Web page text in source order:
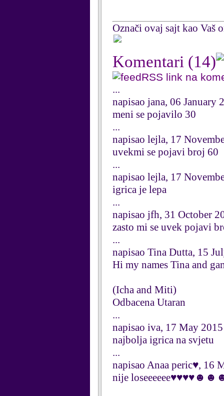
Označi ovaj sajt kao Vaš
Komentari (14)
RSS link na
...
napisao jana, 06 January
meni se pojavilo 30
...
napisao lejla, 17
uvekmi se pojavi broj 60
...
napisao lejla, 17
igrica je lepa
...
napisao jfh, 31 October
zasto mi se uvek
...
napisao Tina Dutta, 15
Hi my names Tina and
(Icha and Miti)
Odbacena Utaran
...
napisao iva, 17 May 2015
najbolja igrica na svjetu
...
napisao Anaa peric♥, 16
nije